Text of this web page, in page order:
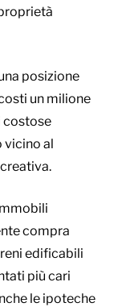
posizione
un milione
costose
vicino al
compra
edificabili
più cari
le ipoteche